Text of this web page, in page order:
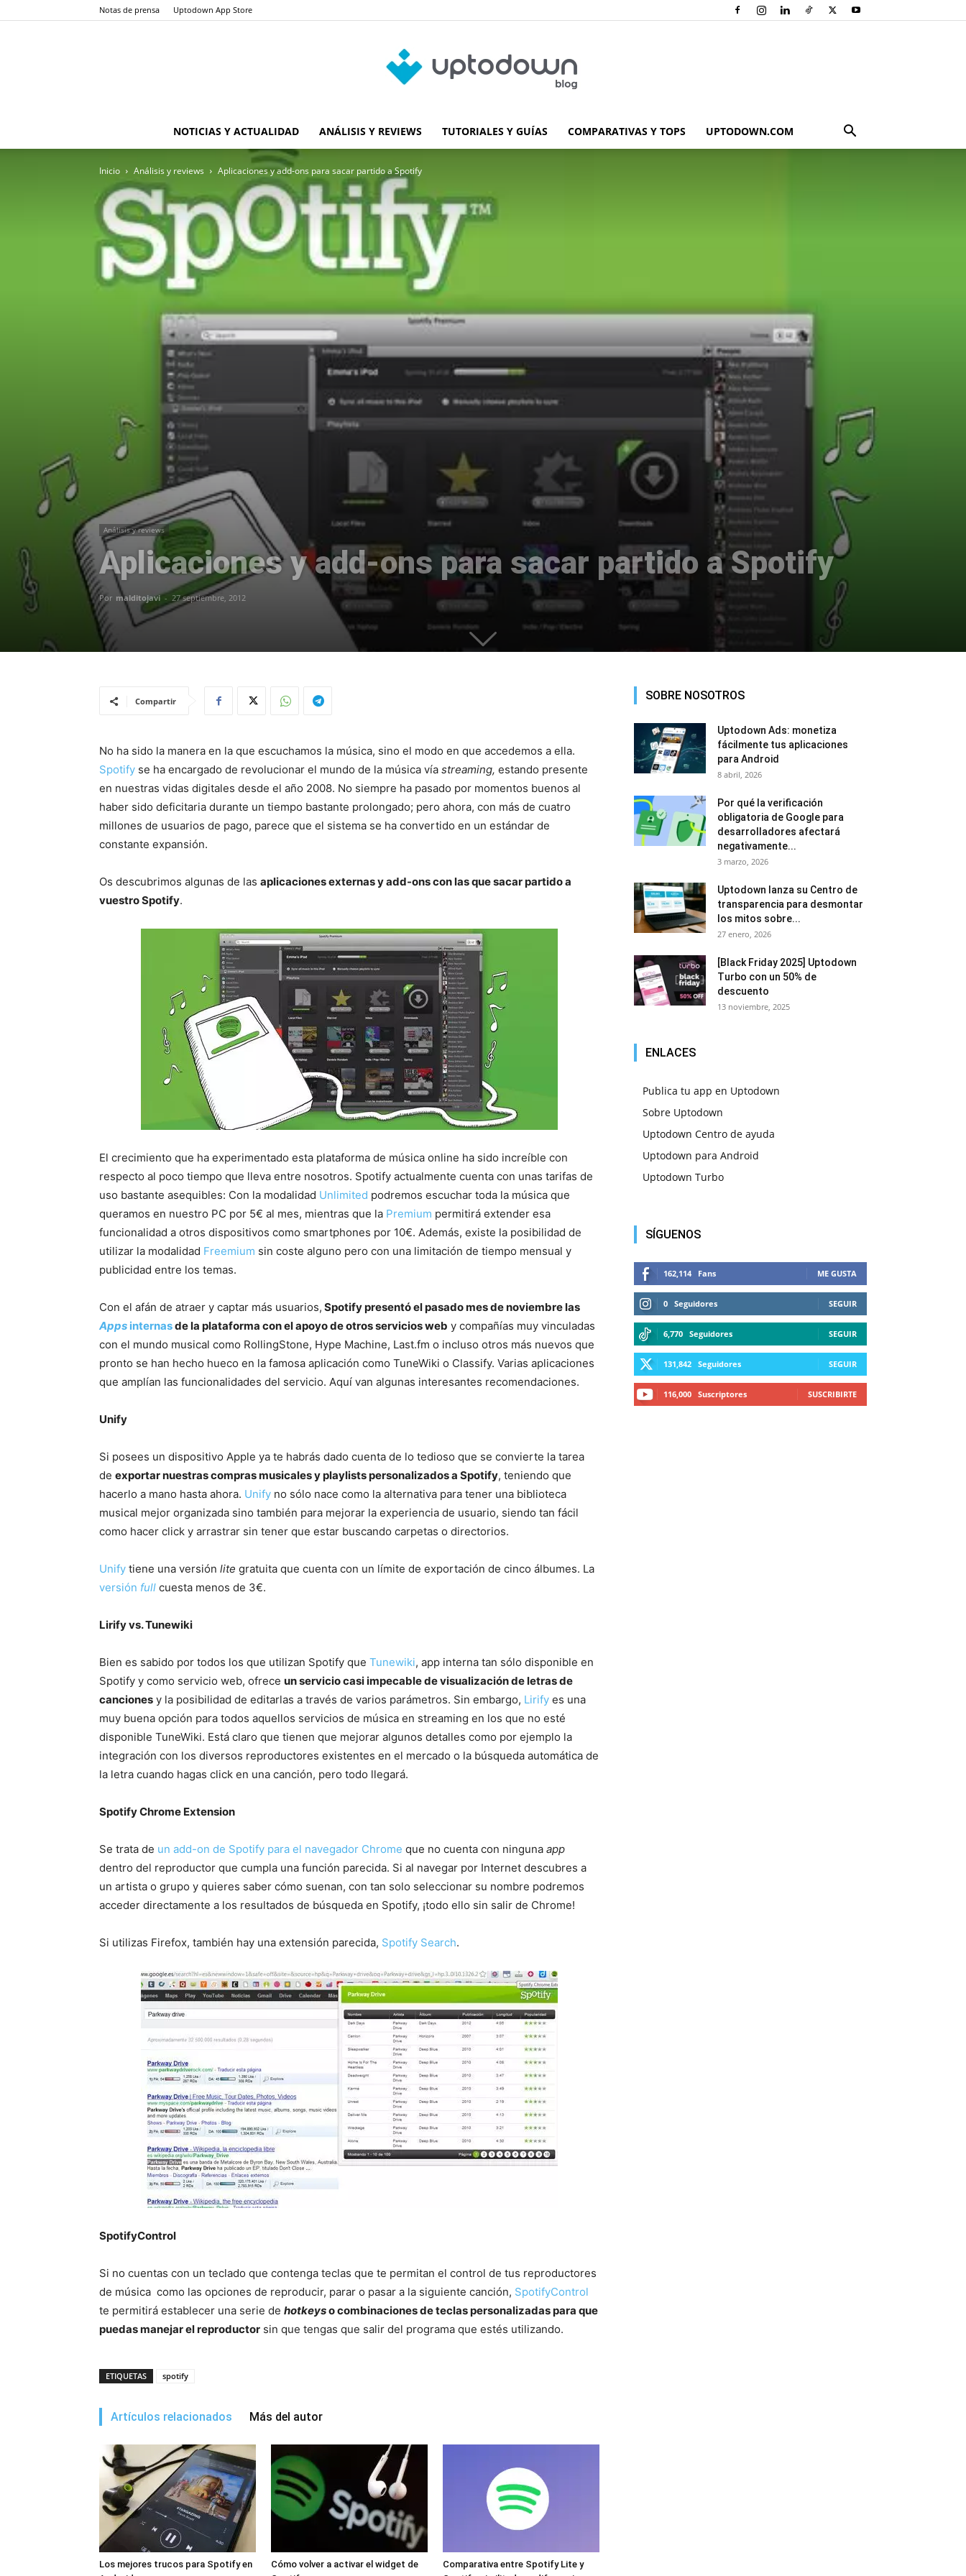
Notas de prensa Uptodown App Store
Blog
NOTICIAS Y ACTUALIDAD ANÁLISIS Y REVIEWS TUTORIALES Y GUÍAS COMPARATIVAS Y TOPS UPTODOWN.COM
Inicio Análisis y reviews Aplicaciones y add-ons para sacar partido a Spotify
Análisis y reviews
Aplicaciones y add-ons para sacar partido a Spotify
Por malditojavi - 27 septiembre, 2012
Compartir
No ha sido la manera en la que escuchamos la música, sino el modo en que accedemos a ella.
Spotify se ha encargado de revolucionar el mundo de la música vía streaming, estando presente
en nuestras vidas digitales desde el año 2008. No siempre ha pasado por momentos buenos al
haber sido deficitaria durante un tiempo bastante prolongado; pero ahora, con más de cuatro
millones de usuarios de pago, parece que el sistema se ha convertido en un estándar de
constante expansión.
Os descubrimos algunas de las aplicaciones externas y add-ons con las que sacar partido a
vuestro Spotify.
El crecimiento que ha experimentado esta plataforma de música online ha sido increíble con
respecto al poco tiempo que lleva entre nosotros. Spotify actualmente cuenta con unas tarifas de
uso bastante asequibles: Con la modalidad Unlimited podremos escuchar toda la música que
queramos en nuestro PC por 5€ al mes, mientras que la Premium permitirá extender esa
funcionalidad a otros dispositivos como smartphones por 10€. Además, existe la posibilidad de
utilizar la modalidad Freemium sin coste alguno pero con una limitación de tiempo mensual y
publicidad entre los temas.
Con el afán de atraer y captar más usuarios, Spotify presentó el pasado mes de noviembre las
Apps internasde la plataforma con el apoyo de otros servicios web y compañías muy vinculadas
con el mundo musical como RollingStone, Hype Machine, Last.fm o incluso otros más nuevos que
pronto se han hecho hueco en la famosa aplicación como TuneWiki o Classify. Varias aplicaciones
que amplían las funcionalidades del servicio. Aquí van algunas interesantes recomendaciones.
Unify
Si posees un dispositivo Apple ya te habrás dado cuenta de lo tedioso que se convierte la tarea
de exportar nuestras compras musicales y playlists personalizados a Spotify, teniendo que
hacerlo a mano hasta ahora. Unify no sólo nace como la alternativa para tener una biblioteca
musical mejor organizada sino también para mejorar la experiencia de usuario, siendo tan fácil
como hacer click y arrastrar sin tener que estar buscando carpetas o directorios.
Unify tiene una versión lite gratuita que cuenta con un límite de exportación de cinco álbumes. La
versión full cuesta menos de 3€.
Lirify vs. Tunewiki
Bien es sabido por todos los que utilizan Spotify que Tunewiki, app interna tan sólo disponible en
Spotify y como servicio web, ofrece un servicio casi impecable de visualización de letras de
canciones y la posibilidad de editarlas a través de varios parámetros. Sin embargo, Lirify es una
muy buena opción para todos aquellos servicios de música en streaming en los que no esté
disponible TuneWiki. Está claro que tienen que mejorar algunos detalles como por ejemplo la
integración con los diversos reproductores existentes en el mercado o la búsqueda automática de
la letra cuando hagas click en una canción, pero todo llegará.
Spotify Chrome Extension
Se trata de un add-on de Spotify para el navegador Chrome que no cuenta con ninguna app
dentro del reproductor que cumpla una función parecida. Si al navegar por Internet descubres a
un artista o grupo y quieres saber cómo suenan, con tan solo seleccionar su nombre podremos
acceder directamente a los resultados de búsqueda en Spotify, ¡todo ello sin salir de Chrome!
Si utilizas Firefox, también hay una extensión parecida, Spotify Search.
SpotifyControl
Si no cuentas con un teclado que contenga teclas que te permitan el control de tus reproductores
de música como las opciones de reproducir, parar o pasar a la siguiente canción, SpotifyControl
te permitirá establecer una serie de hotkeyso combinaciones de teclas personalizadas para que
puedas manejar el reproductor sin que tengas que salir del programa que estés utilizando.
ETIQUETAS spotify
Artículos relacionados Más del autor
Los mejores trucos para Spotify en
Cómo volver a activar el widget de
Comparativa entre Spotify Lite y
SOBRE NOSOTROS
Uptodown Ads: monetiza
fácilmente tus aplicaciones
para Android
8 abril, 2026
Por qué la verificación
obligatoria de Google para
desarrolladores afectará
negativamente...
3 marzo, 2026
Uptodown lanza su Centro de
transparencia para desmontar
los mitos sobre...
27 enero, 2026
[Black Friday 2025] Uptodown
Turbo con un 50% de
descuento
13 noviembre, 2025
ENLACES
Publica tu app en Uptodown
Sobre Uptodown
Uptodown Centro de ayuda
Uptodown para Android
Uptodown Turbo
SÍGUENOS
162,114 Fans ME GUSTA
0 Seguidores SEGUIR
6,770 Seguidores SEGUIR
131,842 Seguidores SEGUIR
116,000 Suscriptores SUSCRIBIRTE